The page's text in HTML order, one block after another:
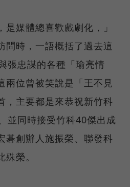
是媒體總喜歡戲劇化，」
問時，一語概括了過去這
張忠謀的各種「瑜亮情
兩位曾被笑說是「王不見
，主要都是來恭祝新竹科
並同時接受竹科40傑出成
碁創辦人施振榮、聯發科
榮。